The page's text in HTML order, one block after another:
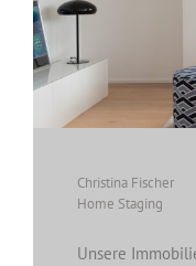
Christina Fischer
Home Staging
Unsere